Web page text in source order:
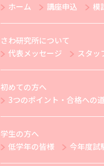
ホーム 講座申込 模
さわ研究所について
代表メッセージ
スタッ
初めての方へ
3つのポイント・合格への道
学生の方へ
低学年の皆様
今年度試